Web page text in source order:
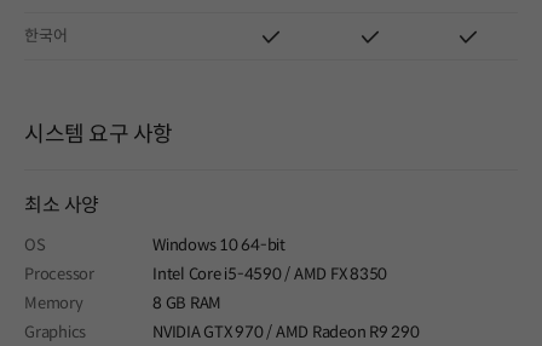
한국어
시스템 요구 사항
최소 사양
OS
Windows 10 64-bit
Processor
Intel Core i5-4590 / AMD FX 8350
Memory
8 GB RAM
Graphics
NVIDIA GTX 970 / AMD Radeon R9 290